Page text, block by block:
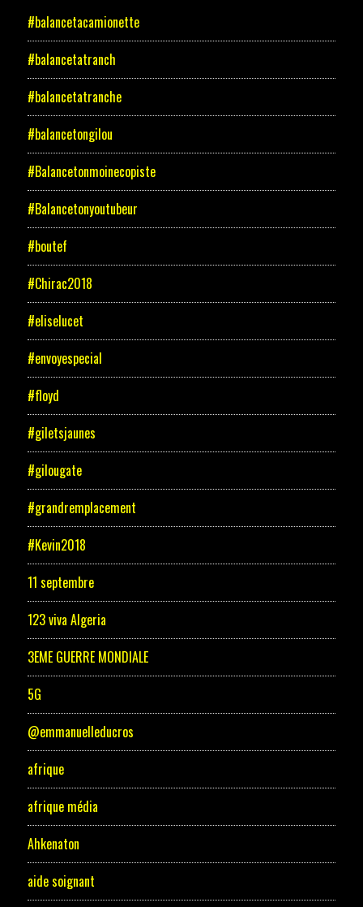
#balancetacamionette
#balancetatranch
#balancetatranche
#balancetongilou
#Balancetonmoinecopiste
#Balancetonyoutubeur
#boutef
#Chirac2018
#eliselucet
#envoyespecial
#floyd
#giletsjaunes
#gilougate
#grandremplacement
#Kevin2018
11 septembre
123 viva Algeria
3EME GUERRE MONDIALE
5G
@emmanuelleducros
afrique
afrique média
Ahkenaton
aide soignant